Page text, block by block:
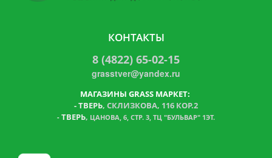
КОНТАКТЫ
8 (4822) 65-02-15
grasstver@yandex.ru
МАГАЗИНЫ GRASS МАРКЕТ:
-ТВЕРЬ, СКЛИЗКОВА, 116 КОР.2
- ТВЕРЬ, ЦАНОВА, 6, СТР. 3, ТЦ "БУЛЬВАР" 1ЭТ.